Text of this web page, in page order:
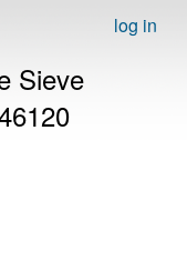
log in
Sieve